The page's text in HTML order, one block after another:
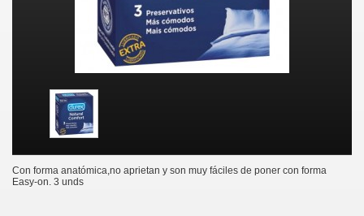
Con forma anatómica,no aprietan y son muy fáciles de poner con forma
Easy-on. 3 unds